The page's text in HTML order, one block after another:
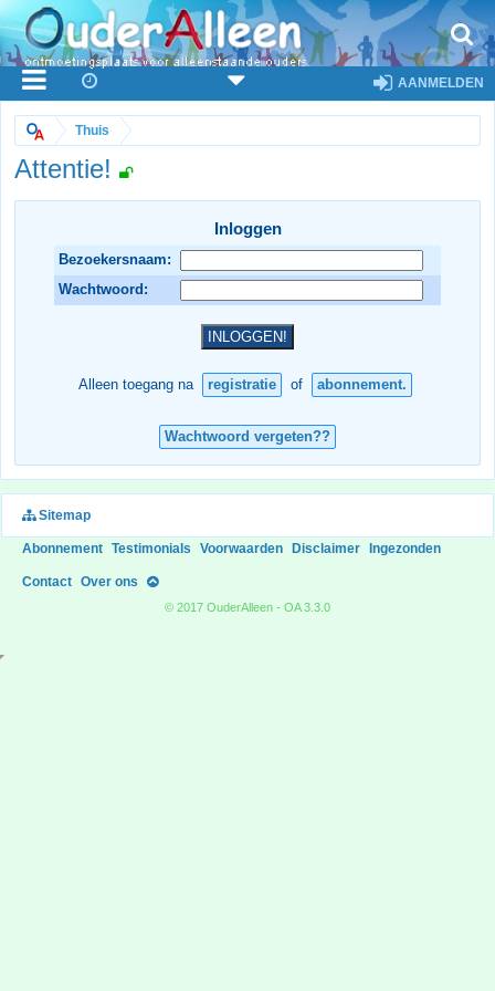
AANMELDEN
Thuis
Attentie!
Inloggen
Bezoekersnaam:
Wachtwoord:
Alleen toegang na registratie of abonnement.
Wachtwoord vergeten??
Sitemap
Abonnement Testimonials Voorwaarden Disclaimer Ingezonden
Contact Over ons
© 2017 OuderAlleen - OA 3.3.0